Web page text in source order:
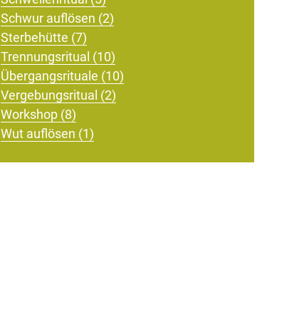
Schwur auflösen (2)
Sterbehütte (7)
Trennungsritual (10)
Übergangsrituale (10)
Vergebungsritual (2)
Workshop (8)
Wut auflösen (1)